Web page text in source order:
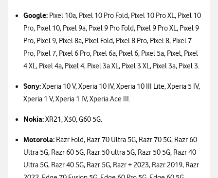
Google: Pixel 10a, Pixel 10 Pro Fold, Pixel 10 Pro XL, Pixel 10
Pro, Pixel 10, Pixel 9a, Pixel 9 Pro Fold, Pixel 9 Pro XL, Pixel 9
Pro, Pixel 9, Pixel 8a, Pixel Fold, Pixel 8 Pro, Pixel 8, Pixel 7
Pro, Pixel 7, Pixel 6 Pro, Pixel 6a, Pixel 6, Pixel 5a, Pixel, Pixel
4 XL, Pixel 4a, Pixel 4, Pixel 3a XL, Pixel 3 XL, Pixel 3a, Pixel 3.
Sony:Xperia 10 V, Xperia 10 IV, Xperia 10 III Lite, Xperia 5 IV,
Xperia 1 V, Xperia 1 IV, Xperia Ace III.
Nokia:XR21, X30, G60 5G.
Motorola: Razr Fold, Razr 70 Ultra 5G, Razr 70 5G, Razr 60
Ultra 5G, Razr 60 5G, Razr 50 ultra 5G, Razr 50 5G, Razr 40
Ultra 5G, Razr 40 5G, Razr 5G, Razr + 2023, Razr 2019, Razr